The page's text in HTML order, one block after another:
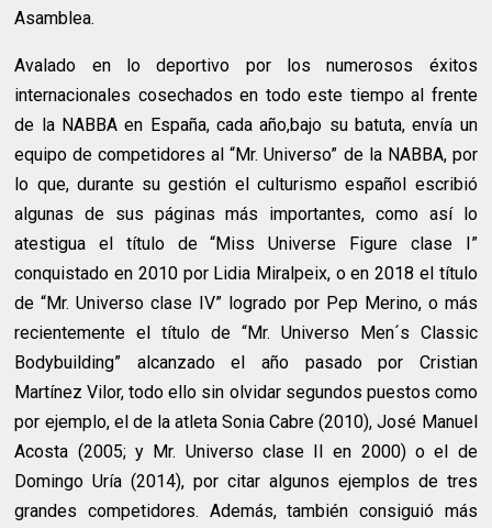
Asamblea.
Avalado en lo deportivo por los numerosos éxitos
internacionales cosechados en todo este tiempo al frente
de la NABBA en España, cada año,bajo su batuta, envía un
equipo de competidores al “Mr. Universo” de la NABBA, por
lo que, durante su gestión el culturismo español escribió
algunas de sus páginas más importantes, como así lo
atestigua el título de “Miss Universe Figure clase I”
conquistado en 2010 por Lidia Miralpeix, o en 2018 el título
de “Mr. Universo clase IV” logrado por Pep Merino, o más
recientemente el título de “Mr. Universo Men´s Classic
Bodybuilding” alcanzado el año pasado por Cristian
Martínez Vilor, todo ello sin olvidar segundos puestos como
por ejemplo, el de la atleta Sonia Cabre (2010), José Manuel
Acosta (2005; y Mr. Universo clase II en 2000) o el de
Domingo Uría (2014), por citar algunos ejemplos de tres
grandes competidores. Además, también consiguió más